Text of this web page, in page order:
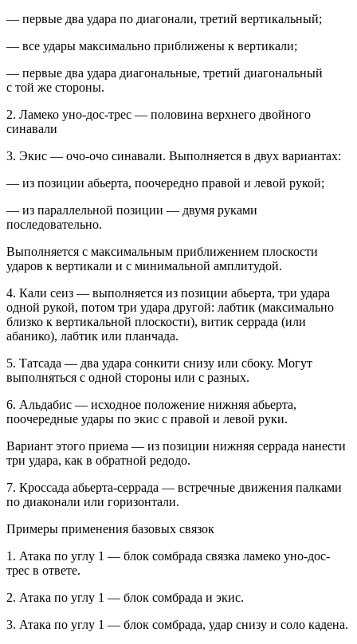
— первые два удара по диагонали, третий вертикальный;
— все удары максимально приближены к вертикали;
— первые два удара диагональные, третий диагональный
с той же стороны.
2. Ламеко уно-дос-трес — половина верхнего двойного
синавали
3. Экис — очо-очо синавали. Выполняется в двух вариантах:
— из позиции абьерта, поочередно правой и левой рукой;
— из параллельной позиции — двумя руками
последовательно.
Выполняется с максимальным приближением плоскости
ударов к вертикали и с минимальной амплитудой.
4. Кали сеиз — выполняется из позиции абьерта, три удара
одной рукой, потом три удара другой: лабтик (максимально
близко к вертикальной плоскости), витик серрада (или
абанико), лабтик или планчада.
5. Татсада — два удара сонкити снизу или сбоку. Могут
выполняться с одной стороны или с разных.
6. Альдабис — исходное положение нижняя абьерта,
поочередные удары по экис с правой и левой руки.
Вариант этого приема — из позиции нижняя серрада нанести
три удара, как в обратной редодо.
7. Кроссада абьерта-серрада — встречные движения палками
по диаконали или горизонтали.
Примеры применения базовых связок
1. Атака по углу 1 — блок сомбрада связка ламеко уно-дос-
трес в ответе.
2. Атака по углу 1 — блок сомбрада и экис.
3. Атака по углу 1 — блок сомбрада, удар снизу и соло кадена.